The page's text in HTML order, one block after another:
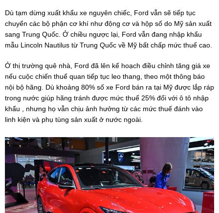
Dù tạm dừng xuất khẩu xe nguyên chiếc, Ford vẫn sẽ tiếp tục
chuyển các bộ phận cơ khí như động cơ và hộp số do Mỹ sản xuất
sang Trung Quốc. Ở chiều ngược lại, Ford vẫn đang nhập khẩu
mẫu Lincoln Nautilus từ Trung Quốc về Mỹ bất chấp mức thuế cao.
Ở thị trường quê nhà, Ford đã lên kế hoạch điều chỉnh tăng giá xe
nếu cuộc chiến thuế quan tiếp tục leo thang, theo một thông báo
nội bộ hãng. Dù khoảng 80% số xe Ford bán ra tại Mỹ được lắp ráp
trong nước giúp hãng tránh được mức thuế 25% đối với ô tô nhập
khẩu , nhưng họ vẫn chịu ảnh hưởng từ các mức thuế đánh vào
linh kiện và phụ tùng sản xuất ở nước ngoài.